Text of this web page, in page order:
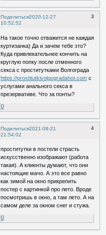
Поделиться 3
2020-12-27
10:52:52
На такое точно отважится не каждая
куртизанка) Да и зачем тебе это?
Куда привлекательнее кончить на
круглую попку после отменного
секса с проститутками Волгограда
https://prostitutkivolgogradahot.com с
услугами анального секса в
презервативе. Что за понты?
0
Поделиться 4
2021-08-21
21:54:02
проститутки в постели страсть
искусственно изображают (работа
такая). А клиенты думают, что они
настоящие мачо. А это все равно
как зимой на окно прикрепить
постер с картинкой про лето. Вроде
посмотришь в окно, а там лето. А на
самом деле за окном снег и стужа.
0